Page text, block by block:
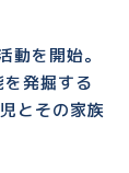
を開始。
発掘する
とその家族